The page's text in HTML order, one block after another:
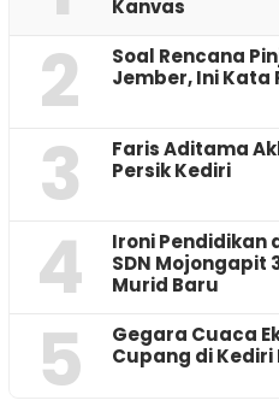
Kanvas
2
‎Soal Rencana
Jember, Ini Kata
3
Faris Aditama
Persik Kediri
4
Ironi Pendidikan
SDN Mojongapit
Murid Baru
5
‎Gegara Cuaca
Cupang di